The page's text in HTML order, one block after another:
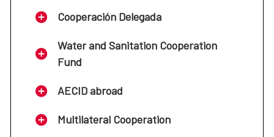
Cooperación Delegada
Water and Sanitation Cooperation
Fund
AECID abroad
Multilateral Cooperation